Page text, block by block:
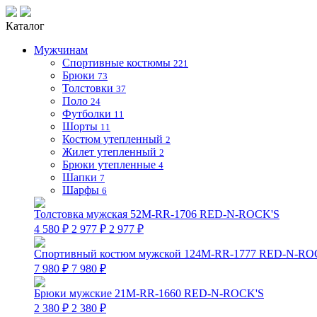
Каталог
Мужчинам
Спортивные костюмы 221
Брюки 73
Толстовки 37
Поло 24
Футболки 11
Шорты 11
Костюм утепленный 2
Жилет утепленный 2
Брюки утепленные 4
Шапки 7
Шарфы 6
Толстовка мужская 52M-RR-1706 RED-N-ROCK'S
4 580 ₽ 2 977 ₽ 2 977 ₽
Спортивный костюм мужской 124M-RR-1777 RED-N-
7 980 ₽ 7 980 ₽
Брюки мужские 21M-RR-1660 RED-N-ROCK'S
2 380 ₽ 2 380 ₽